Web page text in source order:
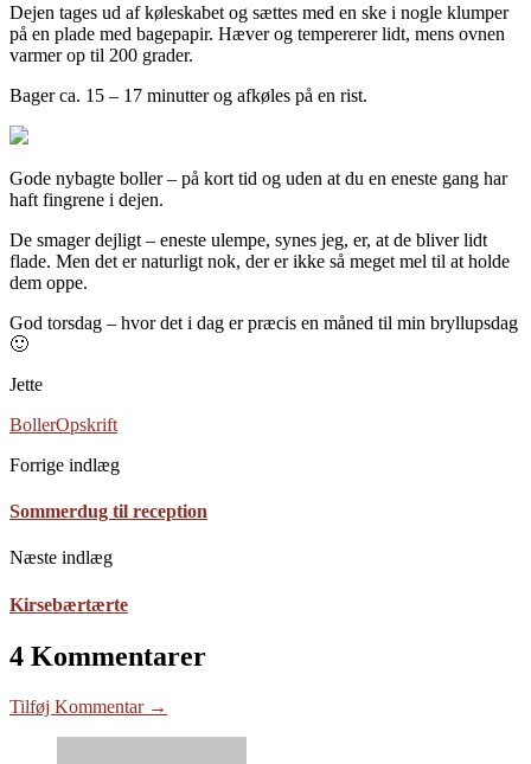
Dejen tages ud af køleskabet og sættes med en ske i nogle klumper
på en plade med bagepapir. Hæver og tempererer lidt, mens ovnen
varmer op til 200 grader.
Bager ca. 15 – 17 minutter og afkøles på en rist.
Gode nybagte boller – på kort tid og uden at du en eneste gang har
haft fingrene i dejen.
De smager dejligt – eneste ulempe, synes jeg, er, at de bliver lidt
flade. Men det er naturligt nok, der er ikke så meget mel til at holde
dem oppe.
God torsdag – hvor det i dag er præcis en måned til min bryllupsdag
🙂
Jette
BollerOpskrift
Forrige indlæg
Sommerdug til reception
Næste indlæg
Kirsebærtærte
4 Kommentarer
Tilføj Kommentar →